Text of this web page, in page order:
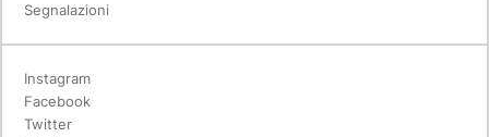
Segnalazioni
Instagram
Facebook
Twitter